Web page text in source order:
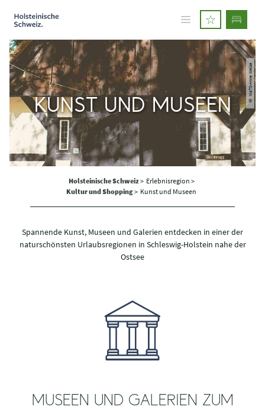
© MaTS-Anne Weise
KUNST UND MUSEEN
Holsteinische Schweiz> Erlebnisregion >
Kultur und Shopping> Kunst und Museen
Spannende Kunst, Museen und Galerien entdecken in einer der
naturschönsten Urlaubsregionen in Schleswig-Holstein nahe der
Ostsee
MUSEEN UND GALERIEN ZUM